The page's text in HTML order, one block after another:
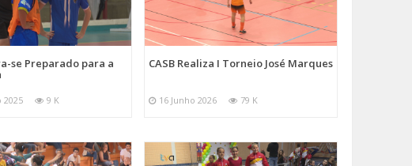
se Preparado para a
2025 9 K
CASB Realiza I Torneio José Marques
16 Junho 2026 79 K